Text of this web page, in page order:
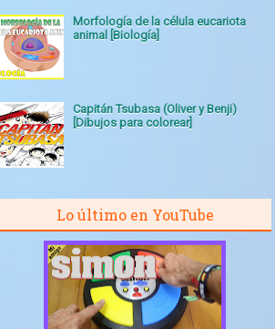
Morfología de la célula eucariota
animal [Biología]
Capitán Tsubasa (Oliver y Benji)
[Dibujos para colorear]
Lo último en YouTube